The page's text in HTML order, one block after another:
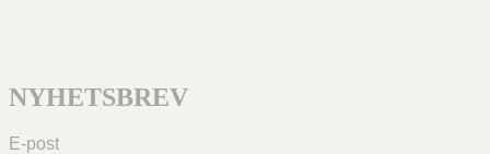
NYHETSBREV
E-post